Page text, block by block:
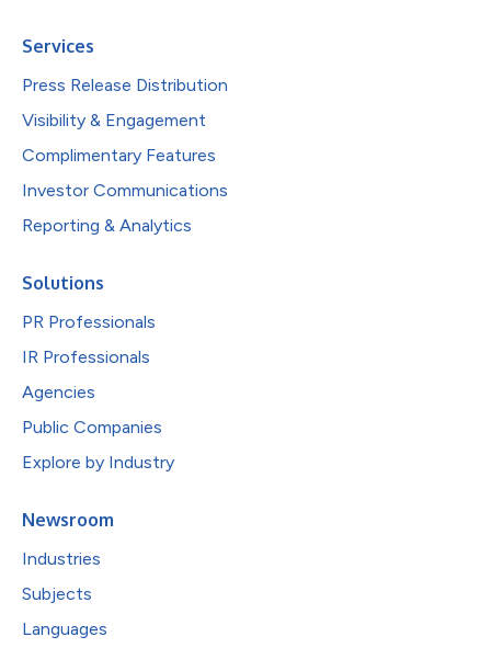
Services
Press Release Distribution
Visibility & Engagement
Complimentary Features
Investor Communications
Reporting & Analytics
Solutions
PR Professionals
IR Professionals
Agencies
Public Companies
Explore by Industry
Newsroom
Industries
Subjects
Languages